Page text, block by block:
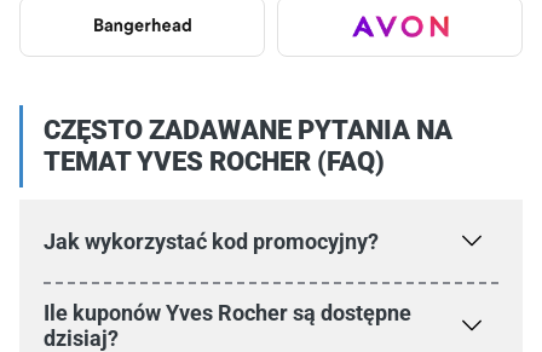
CZĘSTO ZADAWANE PYTANIA NA
TEMAT YVES ROCHER (FAQ)
Jak wykorzystać kod promocyjny?
Ile kuponów Yves Rocher są dostępne
dzisiaj?